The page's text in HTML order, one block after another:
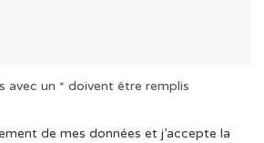
avec un * doivent être remplis
de mes données et j’accepte la